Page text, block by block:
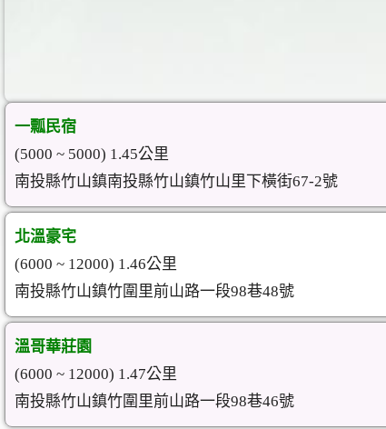
一瓢民宿
(5000 ~ 5000) 1.45公里
南投縣竹山鎮南投縣竹山鎮竹山里下橫街67-2號
北溫豪宅
(6000 ~ 12000) 1.46公里
南投縣竹山鎮竹圍里前山路一段98巷48號
溫哥華莊園
(6000 ~ 12000) 1.47公里
南投縣竹山鎮竹圍里前山路一段98巷46號